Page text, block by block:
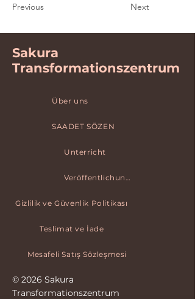
Previous Next
Sakura
Transformationszentrum
Über uns
SAADET SÖZEN
Unterricht
Veröffentlichungen
Gizlilik ve Güvenlik Politikası
Teslimat ve İade
Mesafeli Satış Sözleşmesi
© 2026 Sakura
Transformationszentrum